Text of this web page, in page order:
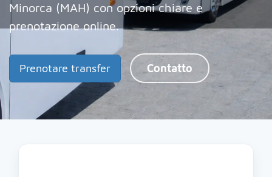
Minorca (MAH) con opzioni chiare e
prenotazione online.
Prenotare transfer Contatto